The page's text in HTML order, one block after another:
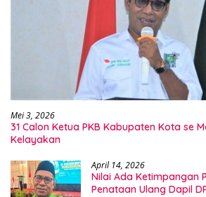
Mei 3, 2026
31 Calon Ketua PKB Kabupaten Kota se
Kelayakan
April 14, 2026
Nilai Ada Ketimpangan
Penataan Ulang Dapil